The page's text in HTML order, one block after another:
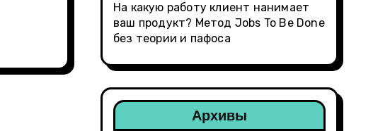
На какую работу клиент нанимает
ваш продукт? Метод Jobs To Be Done
без теории и пафоса
Архивы